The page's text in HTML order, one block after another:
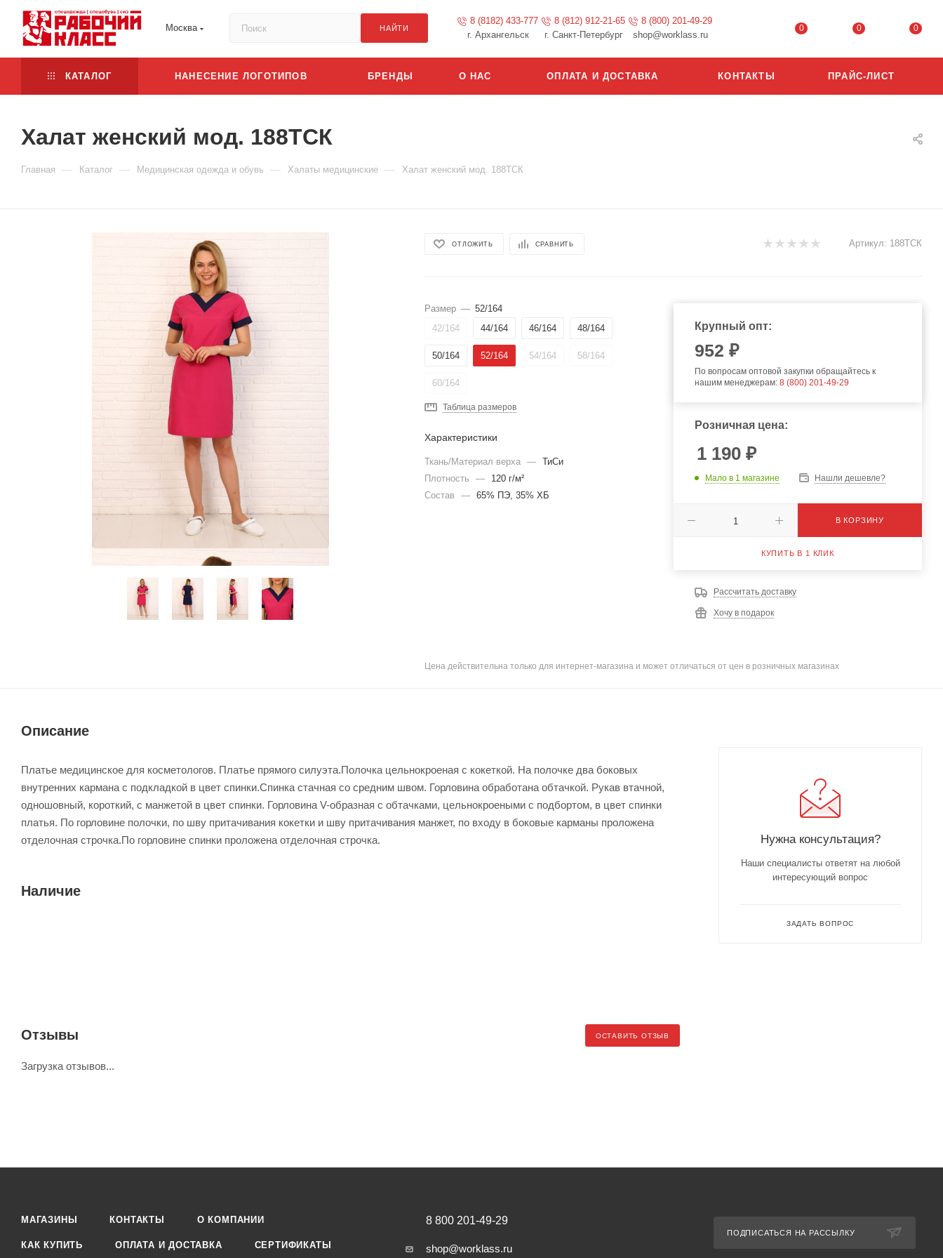
Москва НАЙТИ
8 (8182) 433-777
г. Архангельск
8 (812) 912-21-65
г. Санкт-Петербург
8 (800) 201-49-29
shop@worklass.ru
0 0 0
КАТАЛОГ НАНЕСЕНИЕ ЛОГОТИПОВ БРЕНДЫ О НАС ОПЛАТА И ДОСТАВКА КОНТАКТЫ ПРАЙС-ЛИСТ
Халат женский мод. 188ТСК
Главная — Каталог — Медицинская одежда и обувь — Халаты медицинские — Халат женский мод. 188ТСК
ОТЛОЖИТЬ СРАВНИТЬ Артикул: 188ТСК
Размер — 52/164
42/164
44/164 46/164 48/164
50/164 52/164 54/164 58/164
60/164
Таблица размеров
Характеристики
Ткань/Материал верха —
ТиСи
Плотность
—
120 г/м²
Состав
— 65% ПЭ, 35% ХБ
Крупный опт:
952 ₽
По вопросам оптовой закупки обращайтесь к
нашим менеджерам: 8 (800) 201-49-29
Розничная цена:
1 190₽
Мало в 1 магазине Нашли дешевле?
В КОРЗИНУ
КУПИТЬ В 1 КЛИК
Рассчитать доставку
Хочу в подарок
Цена действительна только для интернет-магазина и может отличаться от цен в розничных магазинах
Описание
Платье медицинское для косметологов. Платье прямого силуэта.Полочка цельнокроеная с кокеткой. На полочке два боковых
внутренних кармана с подкладкой в цвет спинки.Спинка стачная со средним швом. Горловина обработана обтачкой. Рукав втачной,
одношовный, короткий, с манжетой в цвет спинки. Горловина V-образная с обтачками, цельнокроеными с подбортом, в цвет спинки
платья. По горловине полочки, по шву притачивания кокетки и шву притачивания манжет, по входу в боковые карманы проложена
отделочная строчка.По горловине спинки проложена отделочная строчка.
Наличие
Отзывы ОСТАВИТЬ ОТЗЫВ
Загрузка отзывов...
Нужна консультация?
Наши специалисты ответят на любой
интересующий вопрос
ЗАДАТЬ ВОПРОС
МАГАЗИНЫ КОНТАКТЫ О КОМПАНИИ
КАК КУПИТЬ ОПЛАТА И ДОСТАВКА СЕРТИФИКАТЫ
8 800 201-49-29
shop@worklass.ru
ПОДПИСАТЬСЯ НА РАССЫЛКУ